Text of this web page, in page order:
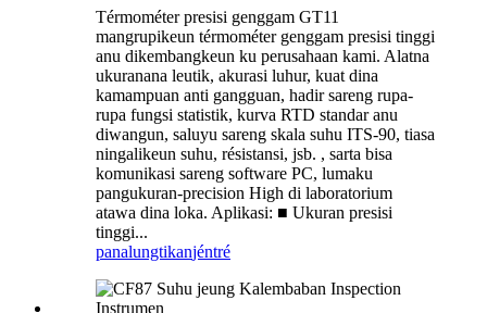
Térmométer presisi genggam GT11
mangrupikeun térmométer genggam presisi tinggi
anu dikembangkeun ku perusahaan kami. Alatna
ukuranana leutik, akurasi luhur, kuat dina
kamampuan anti gangguan, hadir sareng rupa-
rupa fungsi statistik, kurva RTD standar anu
diwangun, saluyu sareng skala suhu ITS-90, tiasa
ningalikeun suhu, résistansi, jsb. , sarta bisa
komunikasi sareng software PC, lumaku
pangukuran-precision High di laboratorium
atawa dina loka. Aplikasi: ■ Ukuran presisi
tinggi...
panalungtikanjéntré